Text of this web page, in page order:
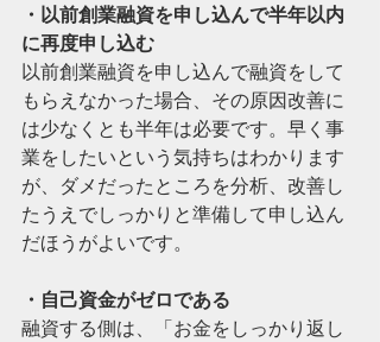
・以前創業融資を申し込んで半年以内
に再度申し込む
以前創業融資を申し込んで融資をして
もらえなかった場合、その原因改善に
は少なくとも半年は必要です。早く事
業をしたいという気持ちはわかります
が、ダメだったところを分析、改善し
たうえでしっかりと準備して申し込ん
だほうがよいです。
・自己資金がゼロである
融資する側は、「お金をしっかり返し